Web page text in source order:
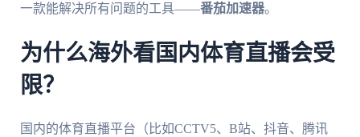
一款能解决所有问题的工具——番茄加速器。
为什么海外看国内体育直播会受
限？
国内的体育直播平台（比如CCTV5、B站、抖音、腾讯